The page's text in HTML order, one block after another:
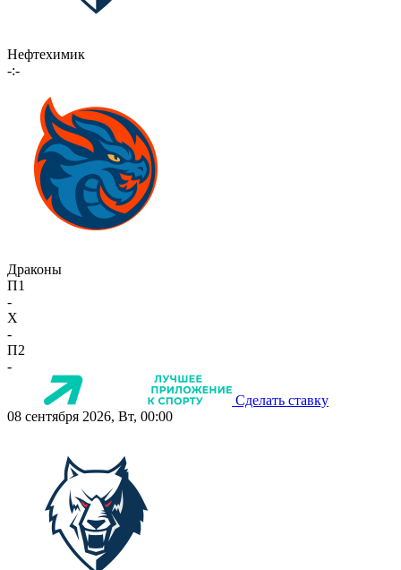
Нефтехимик
-:-
Драконы
П1
-
X
-
П2
-
Сделать ставку
08 сентября 2026, Вт, 00:00